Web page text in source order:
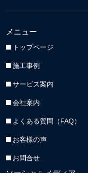
メニュー
トップページ
施工事例
サービス案内
会社案内
よくある質問（FAQ）
お客様の声
お問合せ